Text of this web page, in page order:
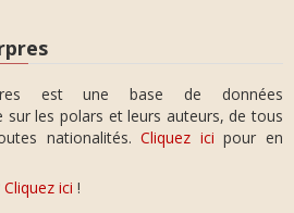
est une base de données
sur les polars et leurs auteurs, de tous
nationalités.Cliquez ici pour en
Cliquez ici !